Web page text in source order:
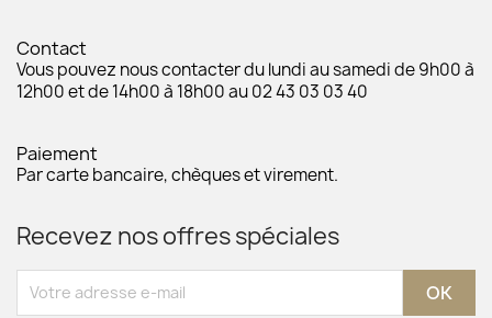
Contact
Vous pouvez nous contacter du lundi au samedi de 9h00 à
12h00 et de 14h00 à 18h00 au 02 43 03 03 40
Paiement
Par carte bancaire, chèques et virement.
Recevez nos offres spéciales